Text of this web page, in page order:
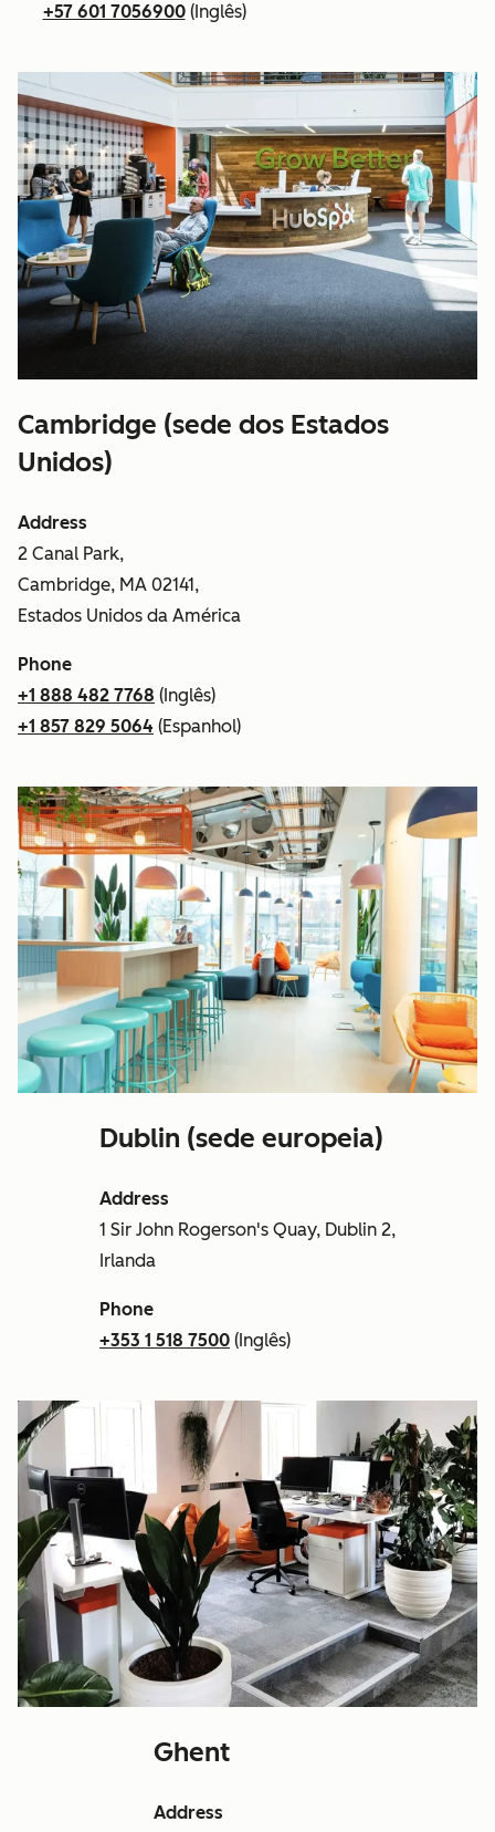
+57 601 7056900(Inglês)
Cambridge (sede dos Estados
Unidos)
Address
2 Canal Park,
Cambridge, MA 02141,
Estados Unidos da América
Phone
+1 888 482 7768 (Inglês)
+1 857 829 5064 (Espanhol)
Dublin (sede europeia)
Address
1 Sir John Rogerson's Quay, Dublin 2,
Irlanda
Phone
+353 1 518 7500 (Inglês)
Ghent
Address